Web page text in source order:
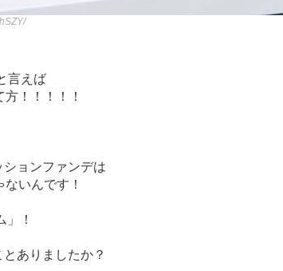
言えば
！！！！！
ョンファンデは
いんです！
！
ありましたか？